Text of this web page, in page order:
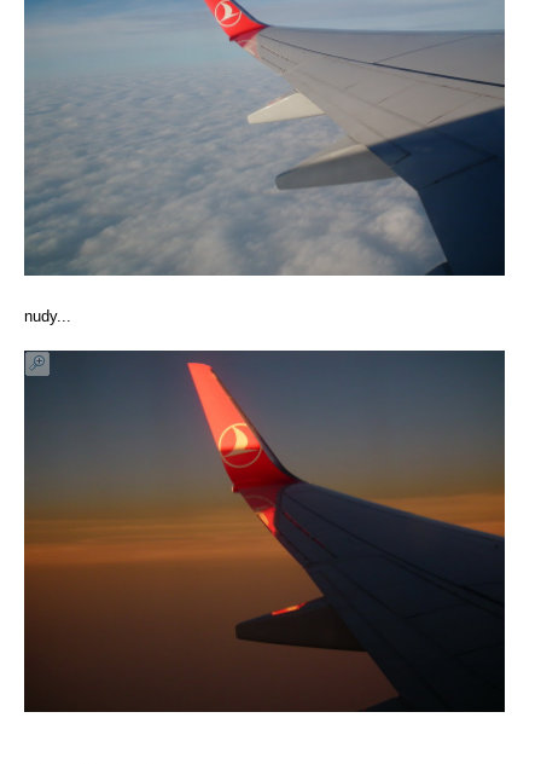
nudy...